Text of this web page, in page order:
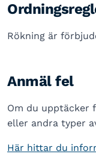
Rökning är
Anmäl fel
Om du upptäcker
eller andra typer
Här hittar du